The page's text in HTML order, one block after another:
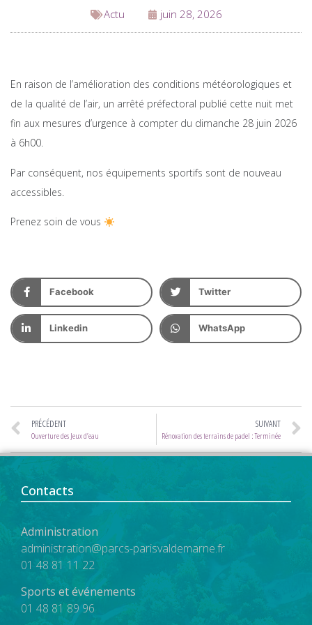
Actu juin 28, 2026
En raison de l’amélioration des conditions météorologiques et
de la qualité de l’air, un arrêté préfectoral publié cette nuit met
fin aux mesures d’urgence à compter du dimanche 28 juin 2026
à 6h00.
Par conséquent, nos équipements sportifs sont de nouveau
accessibles.
Prenez soin de vous
Facebook Twitter
Linkedin WhatsApp
PRÉCÉDENT
Ouverture des Jeux d’eau
SUIVANT
Rénovation des terrains de padel : Terminée
Contacts
Administration
administration@parcs-parisvaldemarne.fr
01 48 81 11 22
Sports et événements
01 48 81 89 96